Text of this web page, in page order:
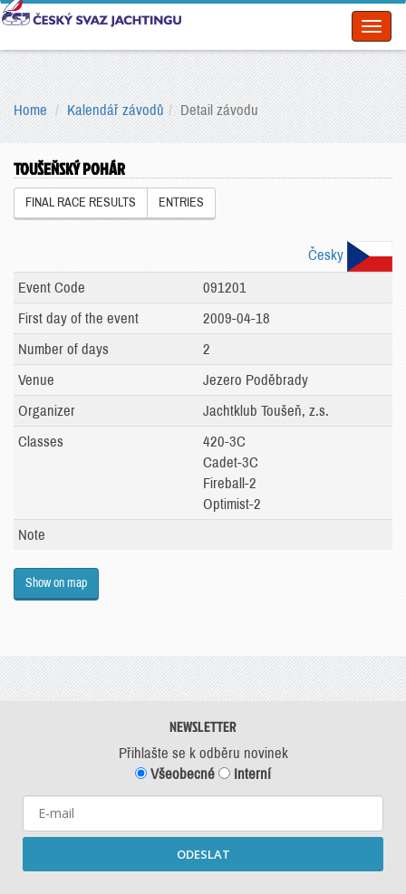
Home Kalendář závodů Detail závodu
TOUŠEŇSKÝ POHÁR
FINAL RACE RESULTS ENTRIES
Česky
Event Code
091201
First day of the event
2009-04-18
Number of days
2
Venue
Jezero Poděbrady
Organizer
Jachtklub Toušeň, z.s.
Classes
420-3C
Cadet-3C
Fireball-2
Optimist-2
Note
Show on map
NEWSLETTER
Přihlašte se k odběru novinek
Všeobecné
Interní
ODESLAT